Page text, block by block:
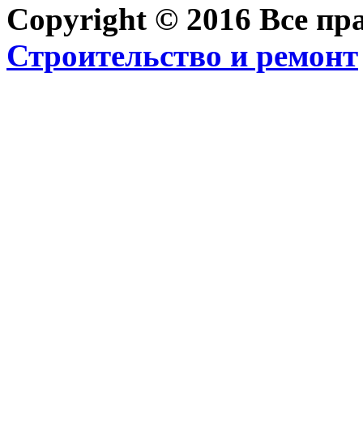
Copyright © 2016 Все
Строительство и ремонт